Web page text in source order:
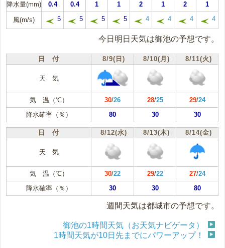
降水量(mm)
0.4 0.4 1 1 2 1 2 1
風(m/s) 5 5 5 5 4 4 4 4
今日明日天気は御池の予想です。
日 付 8/9(日) 8/10(月) 8/11(火)
天 気
気 温（℃） 30/26 28/25 29/24
降水確率（％）
80 30 30
日 付 8/12(水) 8/13(木) 8/14(金)
天 気
気 温（℃） 30/22 29/22 27/24
降水確率（％）
30 30 80
週間天気は都城市の予想です。
御池の1時間天気（お天気ナビゲータ）
1時間天気が10日先までにパワーアップ！